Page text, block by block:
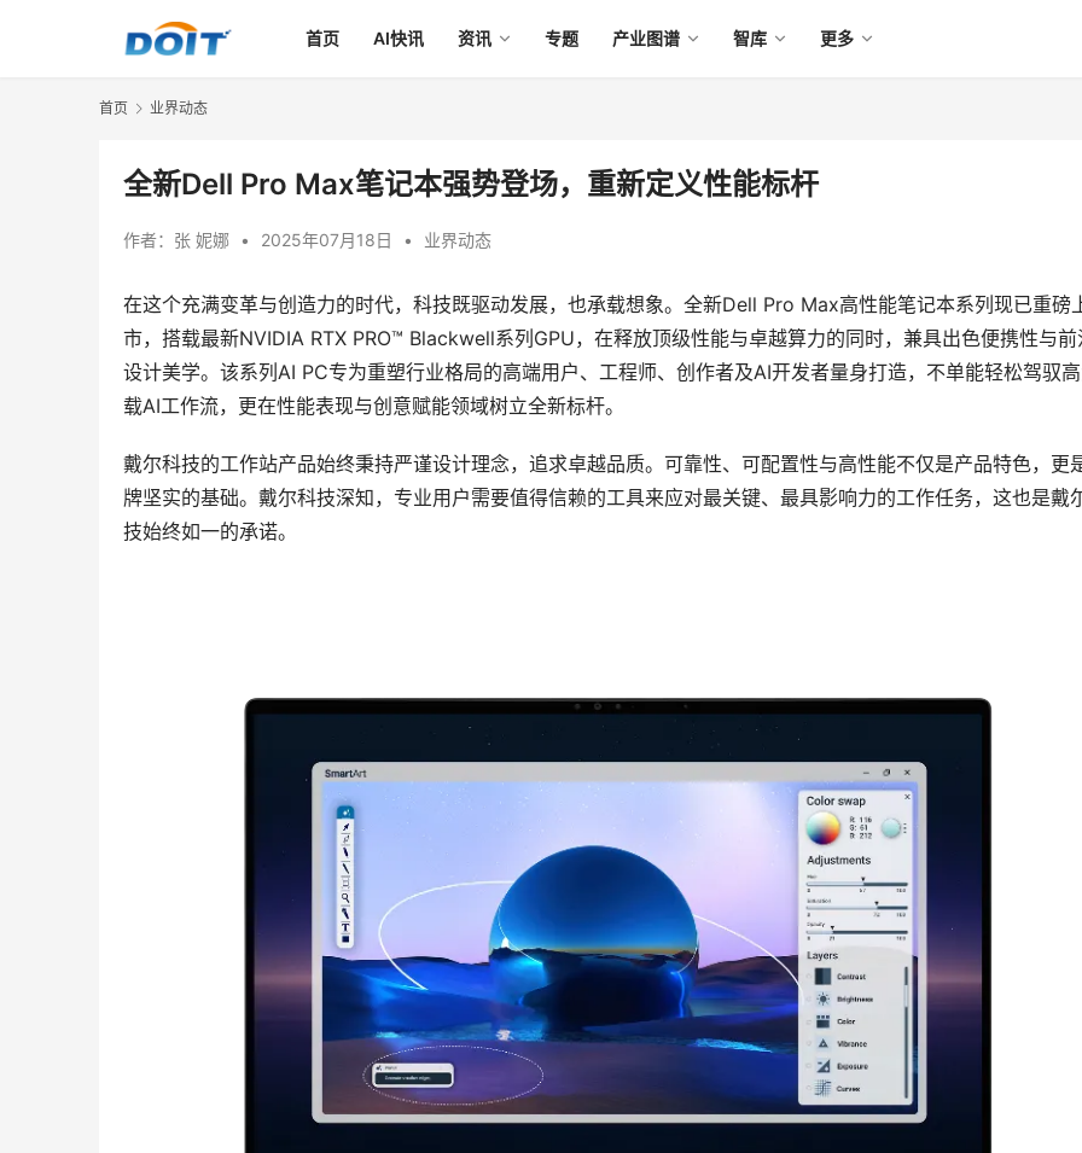
首页 AI快讯 资讯 专题 产业图谱 智库 更多
首页 业界动态
全新Dell Pro Max笔记本强势登场，重新定义性能标杆
作者： 张 妮娜 • 2025年07月18日 • 业界动态
在这个充满变革与创造力的时代，科技既驱动发展，也承载想象。全新Dell Pro Max高性能笔记本系列现已重磅
市，搭载最新NVIDIA RTX PRO™ Blackwell系列GPU，在释放顶级性能与卓越算力的同时，兼具出色便携性与前
设计美学。该系列AI PC专为重塑行业格局的高端用户、工程师、创作者及AI开发者量身打造，不单能轻松驾驭
载AI工作流，更在性能表现与创意赋能领域树立全新标杆。
戴尔科技的工作站产品始终秉持严谨设计理念，追求卓越品质。可靠性、可配置性与高性能不仅是产品特色，更
牌坚实的基础。戴尔科技深知，专业用户需要值得信赖的工具来应对最关键、最具影响力的工作任务，这也是戴
技始终如一的承诺。